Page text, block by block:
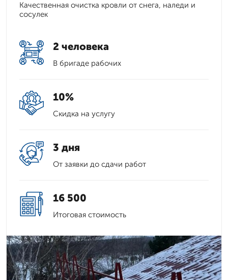
Качественная очистка кровли от снега, наледи и
сосулек
2 человека
В бригаде рабочих
10%
Скидка на услугу
3 дня
От заявки до сдачи работ
16 500
Итоговая стоимость